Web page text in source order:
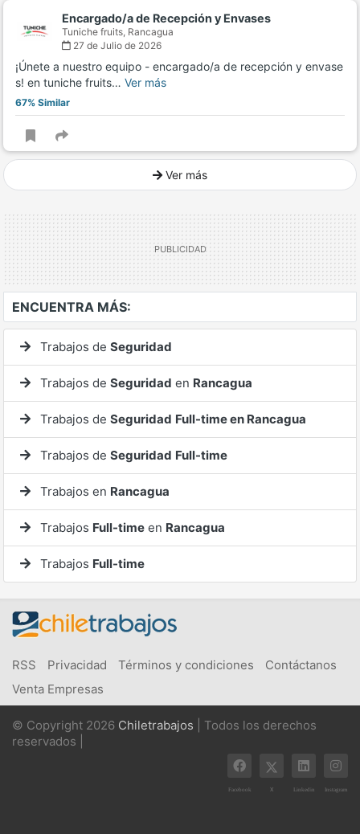
Encargado/a de Recepción y Envases
Tuniche fruits, Rancagua
27 de Julio de 2026
¡Únete a nuestro equipo - encargado/a de recepción y envase
s! en tuniche fruits… Ver más
67% Similar
Ver más
ENCUENTRA MÁS:
Trabajos de Seguridad
Trabajos de Seguridad en Rancagua
Trabajos de Seguridad Full-time en Rancagua
Trabajos de Seguridad Full-time
Trabajos en Rancagua
Trabajos Full-time en Rancagua
Trabajos Full-time
RSS Privacidad Términos y condiciones
Contáctanos
Venta Empresas
© Copyright 2026 Chiletrabajos | Todos los derechos
reservados |
Facebook X Linkedin Instagram